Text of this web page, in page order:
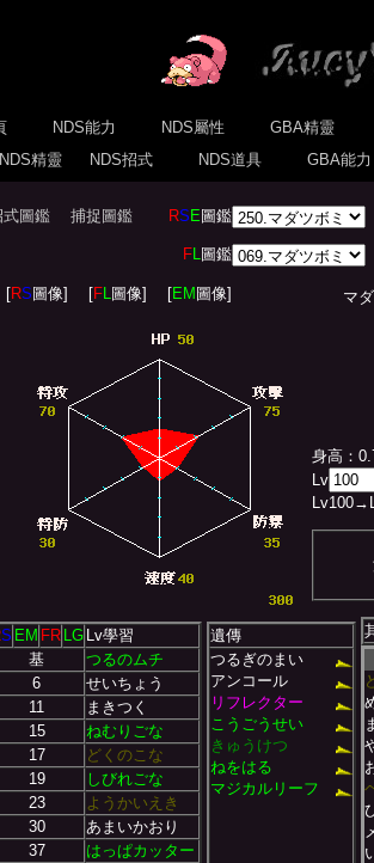
NDS能力 NDS屬性
GBA精靈
NDS精靈
NDS招式 NDS道具 GBA能
式圖鑑 捕捉圖鑑 RS E圖鑑
FL圖鑑
[RS 圖像] [FL圖像] [EM 圖像] マダ
身高：
Lv
Lv100
S EM FR LG Lv學習
基
つるのムチ
6
せいちょう
11
まきつく
15
ねむりごな
17
どくのこな
19
しびれごな
23
ようかいえき
30
あまいかおり
37
はっぱカッター
遺傳
つるぎのまい
アンコール
リフレクター
こうごうせい
きゅうけつ
ねをはる
マジカルリーフ